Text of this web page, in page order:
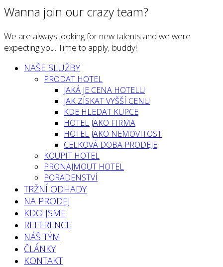
Wanna join our crazy team?
We are always looking for new talents and we were
expecting you. Time to apply, buddy!
NAŠE SLUŽBY
PRODAT HOTEL
JAKÁ JE CENA HOTELU
JAK ZÍSKAT VYŠŠÍ CENU
KDE HLEDAT KUPCE
HOTEL JAKO FIRMA
HOTEL JAKO NEMOVITOST
CELKOVÁ DOBA PRODEJE
KOUPIT HOTEL
PRONAJMOUT HOTEL
PORADENSTVÍ
TRŽNÍ ODHADY
NA PRODEJ
KDO JSME
REFERENCE
NÁŠ TÝM
ČLÁNKY
KONTAKT